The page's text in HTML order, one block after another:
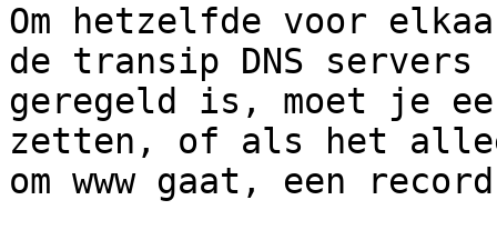
Om hetzelfde voor
de transip DNS servers
geregeld is, moet je
zetten, of als het
om www gaat, een